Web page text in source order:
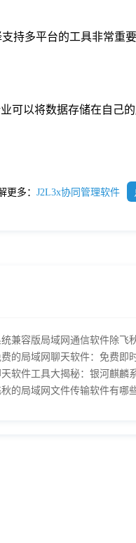
持多平台的工具非常重
可以将数据存储在自己
更多： J2L3x协同管理软件